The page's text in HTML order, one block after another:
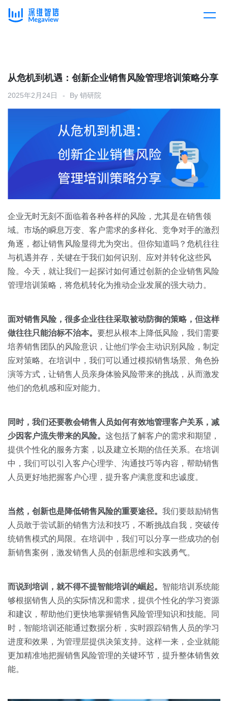
产品总览
产品集成
下载客户端
解决方案
按行业
企业服务
消费医疗
汽车
房地产
金融
按角色
销售人员
销售管理
按业务场景
培训辅导
客户案例
开放平台
资源中心
资源中心
全部
白皮书
关于我们
预约演示
从危机到机遇：创新企业销售风险管理培训策略分享
2025年2月24日 By 销研院
企业无时无刻不面临着各种各样的风险，尤其是在销售领
域。市场的瞬息万变、客户需求的多样化、竞争对手的激烈
角逐，都让销售风险显得尤为突出。但你知道吗？危机往往
与机遇并存，关键在于我们如何识别、应对并转化这些风
险。今天，就让我们一起探讨如何通过创新的企业销售风险
管理培训策略，将危机转化为推动企业发展的强大动力。
面对销售风险，很多企业往往采取被动防御的策略，但这样
做往往只能治标不治本。 要想从根本上降低风险，我们需要
培养销售团队的风险意识，让他们学会主动识别风险，制定
应对策略。在培训中，我们可以通过模拟销售场景、角色扮
演等方式，让销售人员亲身体验风险带来的挑战，从而激发
他们的危机感和应对能力。
同时，我们还要教会销售人员如何有效地管理客户关系，减
少因客户流失带来的风险。 这包括了解客户的需求和期望，
提供个性化的服务方案，以及建立长期的信任关系。在培训
中，我们可以引入客户心理学、沟通技巧等内容，帮助销售
人员更好地把握客户心理，提升客户满意度和忠诚度。
当然，创新也是降低销售风险的重要途径。 我们要鼓励销售
人员敢于尝试新的销售方法和技巧，不断挑战自我，突破传
统销售模式的局限。在培训中，我们可以分享一些成功的创
新销售案例，激发销售人员的创新思维和实践勇气。
而说到培训，就不得不提智能培训的崛起。 智能培训系统能
够根据销售人员的实际情况和需求，提供个性化的学习资源
和建议，帮助他们更快地掌握销售风险管理知识和技能。同
时，智能培训还能通过数据分析，实时跟踪销售人员的学习
进度和效果，为管理层提供决策支持。这样一来，企业就能
更加精准地把握销售风险管理的关键环节，提升整体销售效
能。